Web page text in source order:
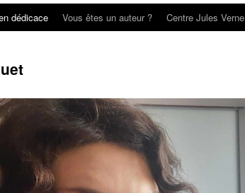
dédicace Vous êtes un auteur ? Centre Jules Verne